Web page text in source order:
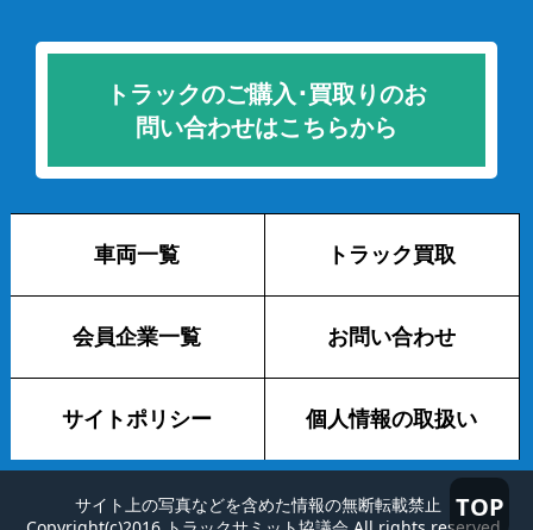
TOP
トラックのご購入･買取りのお
問い合わせはこちらから
車両一覧 トラック買取
会員企業一覧 お問い合わせ
サイトポリシー 個人情報の取扱い
サイト上の写真などを含めた情報の無断転載禁止